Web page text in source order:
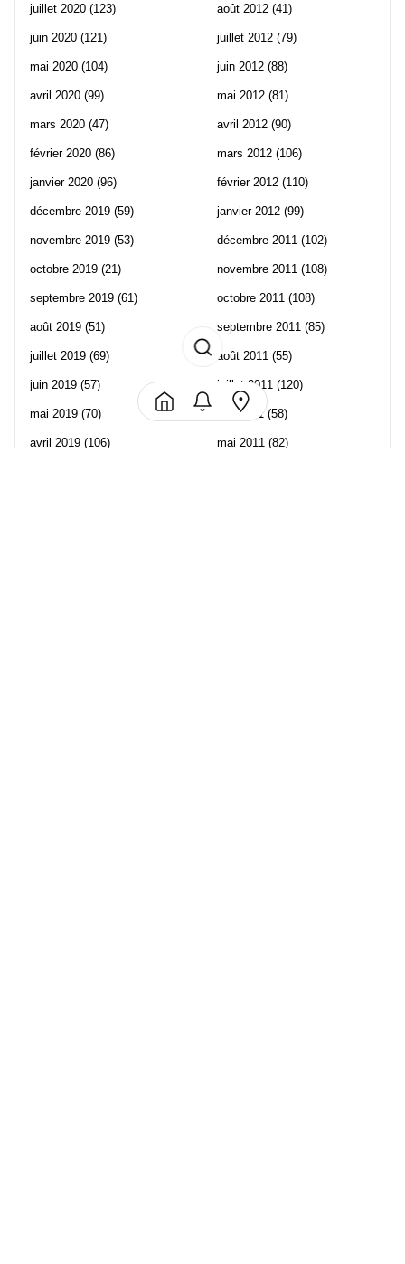
juillet 2020 (123)
juin 2020 (121)
mai 2020 (104)
avril 2020 (99)
mars 2020 (47)
février 2020 (86)
janvier 2020 (96)
décembre 2019 (59)
novembre 2019 (53)
octobre 2019 (21)
septembre 2019 (61)
août 2019 (51)
juillet 2019 (69)
juin 2019 (57)
mai 2019 (70)
avril 2019 (106)
août 2012 (41)
juillet 2012 (79)
juin 2012 (88)
mai 2012 (81)
avril 2012 (90)
mars 2012 (106)
février 2012 (110)
janvier 2012 (99)
décembre 2011 (102)
novembre 2011 (108)
octobre 2011 (108)
septembre 2011 (85)
août 2011 (55)
juillet 2011 (120)
juin 2011(58)
mai 2011 (82)